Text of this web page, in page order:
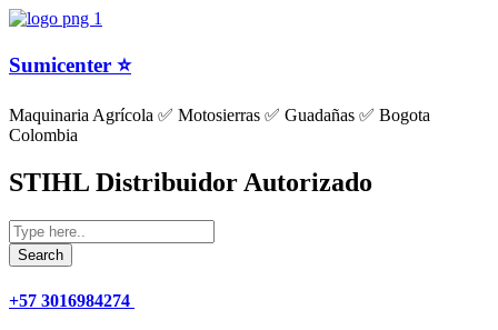
Sumicenter ⭐
Maquinaria Agrícola ✅ Motosierras ✅ Guadañas ✅ Bogota
Colombia
STIHL Distribuidor Autorizado
+57 3016984274 ​